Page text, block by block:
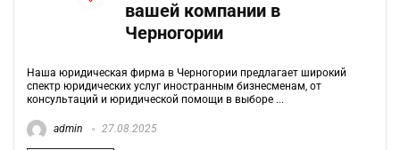
вашей компании в
Черногории
Наша юридическая фирма в Черногории предлагает широкий
спектр юридических услуг иностранным бизнесменам, от
консультаций и юридической помощи в выборе ...
admin 27.08.2025